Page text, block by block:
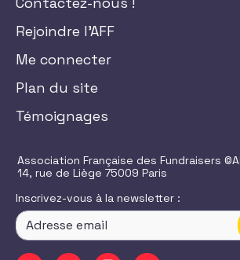
Rejoindre l'AFF
Me connecter
Plan du site
Témoignages
Association Française des Fundraisers
14, rue de Liège 75009 Paris
Inscrivez-vous à la newsletter :